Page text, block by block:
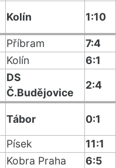
Kolín 1:10
Příbram
7:4
Kolín
6:1
DS
Č.Budějovice
2:4
Tábor
0:1
Písek
11:1
Kobra Praha
6:5